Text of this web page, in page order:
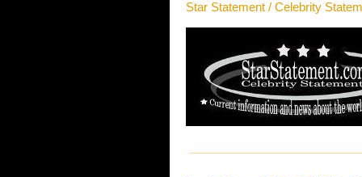
Star Statement / Celebrity